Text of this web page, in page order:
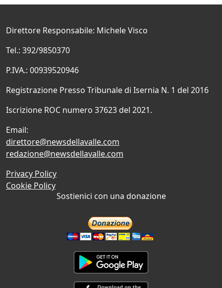
Direttore Responsabile: Michele Visco
Tel.: 392/9850370
P.IVA.: 00939520946
Registrazione Presso Tribunale di Isernia N. 1 del 2016
Iscrizione ROC numero 37623 del 2021.
Email:
direttore@newsdellavalle.com
redazione@newsdellavalle.com
Privacy Policy
Cookie Policy
Sostienici con una donazione